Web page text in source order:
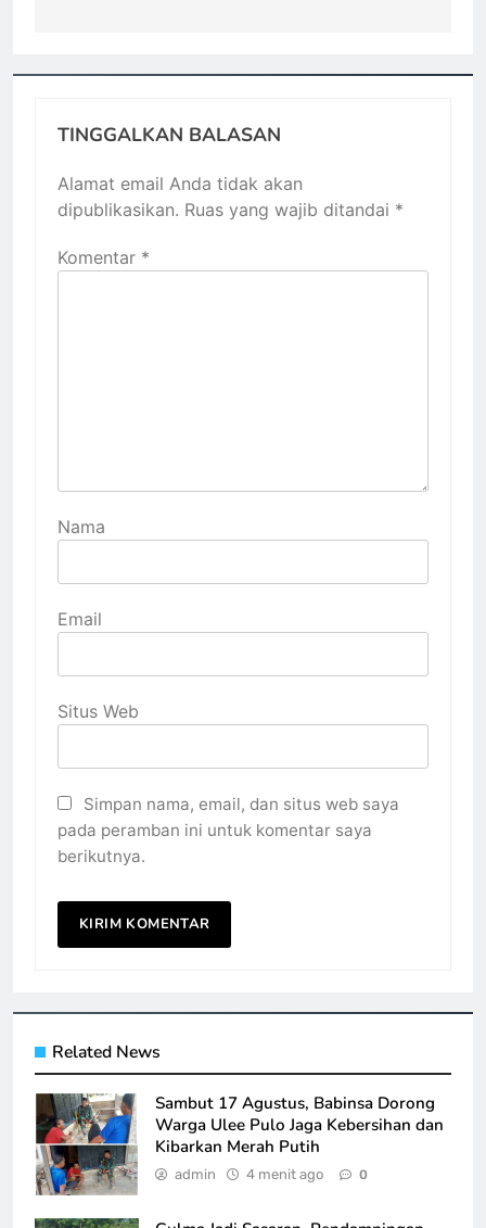
TINGGALKAN BALASAN
Alamat email Anda tidak akan
dipublikasikan. Ruas yang wajib ditandai *
Komentar *
Nama
Email
Situs Web
Simpan nama, email, dan situs web saya
pada peramban ini untuk komentar saya
berikutnya.
Related News
Sambut 17 Agustus, Babinsa Dorong
Warga Ulee Pulo Jaga Kebersihan dan
Kibarkan Merah Putih
admin 4 menit ago 0